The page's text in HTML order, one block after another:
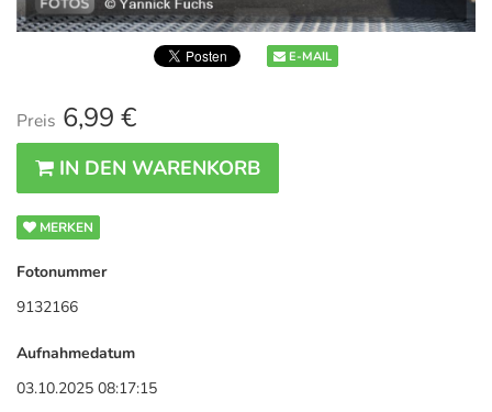
E-MAIL
Preis 6,99 €
IN DEN WARENKORB
MERKEN
Fotonummer
9132166
Aufnahmedatum
03.10.2025 08:17:15